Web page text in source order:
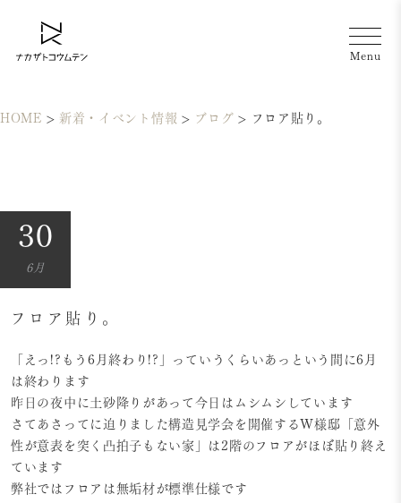
HOME > 新着・イベント情報 > ブログ > フロア貼り。
30
6月
フロア貼り。
「えっ!?もう6月終わり!?」っていうくらいあっという間に6月
は終わります
昨日の夜中に土砂降りがあって今日はムシムシしています
さてあさってに迫りました構造見学会を開催するW様邸「意外
性が意表を突く凸拍子もない家」は2階のフロアがほぼ貼り終え
ています
弊社ではフロアは無垢材が標準仕様です